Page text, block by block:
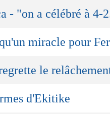
- "on a célébré à 4-
miracle pour
le
d'Ekitike